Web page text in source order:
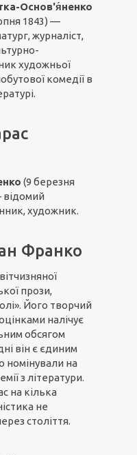
Основ'я́ненко
1843) —
журналіст,
художньої
комедії в
(9 березня
відомий
художник.
Франко
прози,
Його творчий
налічує
обсягом
він є єдиним
номінували на
з літератури.
на кілька
не
століття.